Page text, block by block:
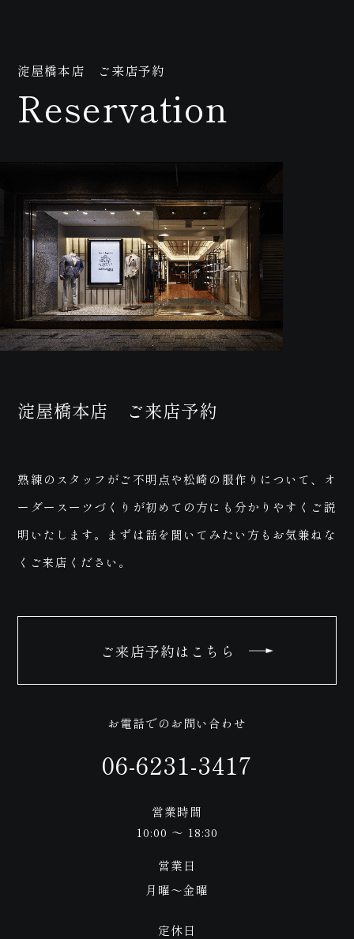
い
合
わ
せ
ご
来
淀屋橋本店 ご来店予約
Reservation
淀屋橋本店 ご来店予約
熟練のスタッフがご不明点や松崎の服作りについて、オ
ーダースーツづくりが初めての方にも分かりやすくご説
明いたします。まずは話を聞いてみたい方もお気兼ねな
くご来店ください。
ご来店予約はこちら
お電話でのお問い合わせ
06-6231-3417
営業時間
10:00 ～ 18:30
営業日
月曜〜金曜
定休日